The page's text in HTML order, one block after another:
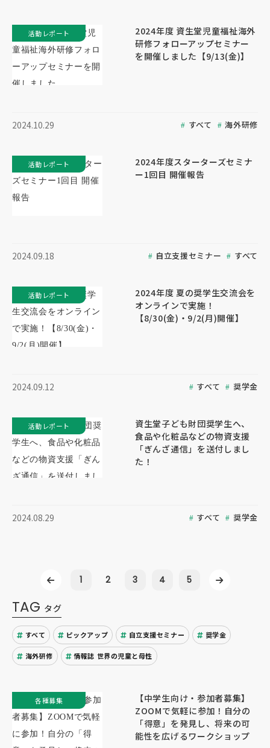
2024年度 資生堂児童福祉海外
研修フォローアップセミナー
を開催しました【9/13(金)】
2024.10.29 すべて 海外研修
活動レポート
2024年度スターターズセミナ
ー1回目 開催報告
2024.09.18 自立支援セミナー すべて
活動レポート
2024年度 夏の奨学生交流会を
オンラインで実施！
【8/30(金)・9/2(月)開催】
2024.09.12 すべて 奨学金
活動レポート
資生堂子ども財団奨学生へ、
食品や化粧品などの物資支援
「ぎんざ通信」を送付しまし
た！
2024.08.29 すべて 奨学金
活動レポート
1 2 3 4 5
TAG タグ
すべて ピックアップ 自立支援セミナー 奨学金
海外研修 情報誌 世界の児童と母性
【中学生向け・参加者募集】
ZOOMで気軽に参加！自分の
「得意」を発見し、将来の可
能性を広げるワークショップ
各種募集